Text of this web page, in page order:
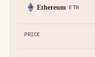
Ethereum ETH